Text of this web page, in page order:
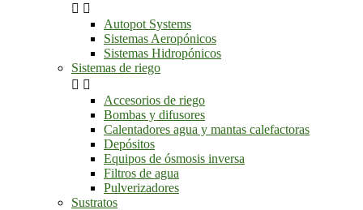
 
Autopot Systems
Sistemas Aeropónicos
Sistemas Hidropónicos
Sistemas de riego
 
Accesorios de riego
Bombas y difusores
Calentadores agua y mantas calefactoras
Depósitos
Equipos de ósmosis inversa
Filtros de agua
Pulverizadores
Sustratos